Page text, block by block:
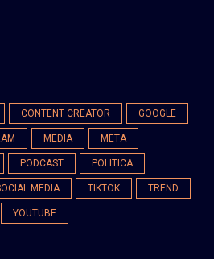
CONTENT CREATOR GOOGLE
MEDIA META
PODCAST POLITICA
MEDIA TIKTOK TREND
YOUTUBE